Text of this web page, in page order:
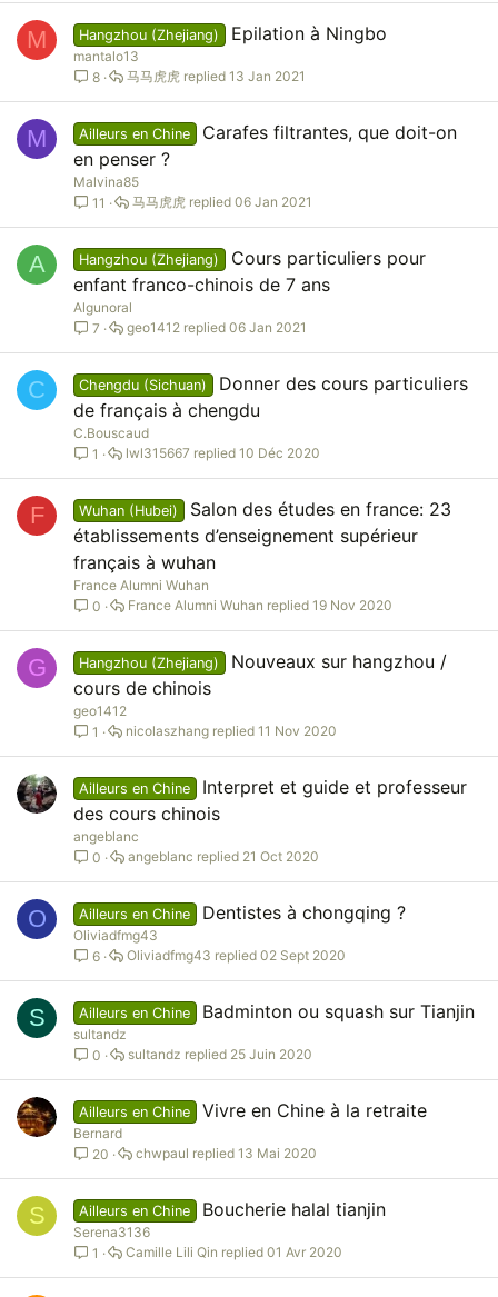
M Hangzhou (Zhejiang) Epilation à Ningbo
mantalo13
8
13 Jan 2021
马马虎虎
M Ailleurs en Chine
Carafes filtrantes, que doit-on
en penser ?
Malvina85
11
06 Jan 2021
马马虎虎
A Hangzhou (Zhejiang)
Cours particuliers pour
enfant franco-chinois de 7 ans
Algunoral
7
06 Jan 2021
geo1412
C Chengdu (Sichuan)
Donner des cours particuliers
de français à chengdu
C.Bouscaud
1
10 Déc 2020
lwl315667
F Wuhan (Hubei)
Salon des études en france: 23
établissements d’enseignement supérieur
français à wuhan
France Alumni Wuhan
0
19 Nov 2020
France Alumni Wuhan
G Hangzhou (Zhejiang)
Nouveaux sur hangzhou /
cours de chinois
geo1412
1
11 Nov 2020
nicolaszhang
Ailleurs en Chine
Interpret et guide et professeur
des cours chinois
angeblanc
0
21 Oct 2020
angeblanc
O Ailleurs en Chine Dentistes à chongqing ?
Oliviadfmg43
6
02 Sept 2020
Oliviadfmg43
S Ailleurs en Chine Badminton ou squash sur Tianjin
sultandz
0
25 Juin 2020
sultandz
Ailleurs en Chine Vivre en Chine à la retraite
Bernard
20
13 Mai 2020
chwpaul
S Ailleurs en Chine Boucherie halal tianjin
Serena3136
1
01 Avr 2020
Camille Lili Qin